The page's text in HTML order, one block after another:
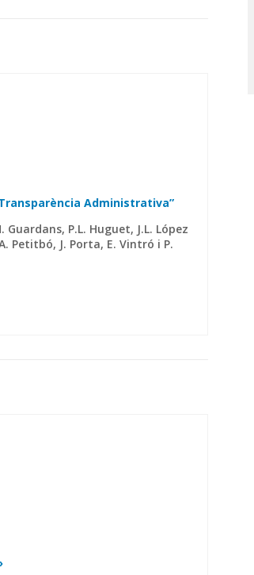
Administrativa”
Guardans, P.L. Huguet, J.L. López
Petitbó, J. Porta, E. Vintró i P.